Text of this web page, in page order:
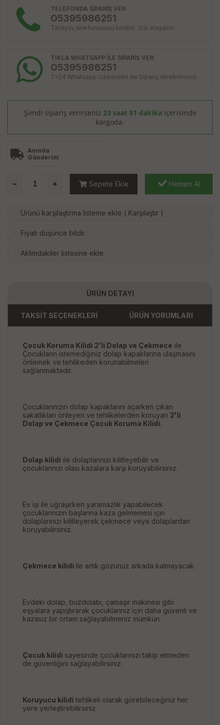
TELEFONDA SİPARİŞ VER
05395986251
Tıklayın, telefonunuzu bırakın. Sizi arayalım.
TIKLA WHATSAPP İLE SİPARİŞ VER
05395986251
7x24 Whatsapp Üzerinden de Sipariş Verebilirsiniz.
Şimdi sipariş verirseniz 23 saat 51 dakika içerisinde
kargoda.
Anında
Gönderim
Sepete Ekle Hemen Al
· Ürünü karşılaştırma listeme ekle ( Karşılaştır )
· Fiyatı düşünce bildir
· Aklımdakiler listesine ekle
ÜRÜN DETAYI
TAKSİT SEÇENEKLERİ ÜRÜN YORUMLARI
Çocuk Koruma Kilidi 2'li Dolap ve Çekmece ile
Çocukların istemediğiniz dolap kapaklarına ulaşmasını
önlemek ve tehlikeden korunabilmeleri
sağlanmaktadır.
Çocuklarınızın dolap kapaklarını açarken çıkan
sakatlıkları önleyen ve tehlikelerden koruyan 2'li
Dolap ve Çekmece Çocuk Koruma Kilidi.
Dolap kilidi ile dolaplarınızı kilitleyebilir ve
çocuklarınızı olası kazalara karşı koruyabilirsiniz.
Ev işi ile uğraşırken yaramazlık yapabilecek
çocuklarınızın başlarına kaza gelmemesi için
dolaplarınızı kilitleyerek çekmece veya dolaplardan
koruyabilirsiniz.
Çekmece kilidi ile artık gözünüz arkada kalmayacak.
Evdeki dolap, buzdolabı, çamaşır makinesi gibi
eşyalara yapıştırarak çocuklarınız için daha güvenli ve
kazasız bir ortam sağlayabilmeniz mümkün.
Çocuk kilidi sayesinde çocuklarınızı takip etmeden
de güvenliğini sağlayabilirsiniz.
Koruyucu kilidi tehlikeli olarak görebileceğiniz her
yere yerleştirebilirsiniz.